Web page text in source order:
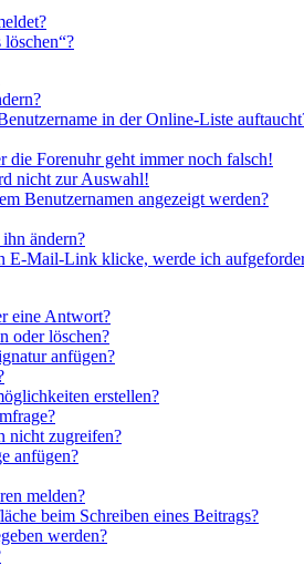
in der Online-Liste
die Forenuhr geht immer noch falsch!
nicht zur Auswahl!
Benutzernamen angezeigt werden?
ändern?
E-Mail-Link klicke, werde ich
eine Antwort?
oder löschen?
anfügen?
erstellen?
nicht zugreifen?
anfügen?
melden?
beim Schreiben eines Beitrags?
werden?